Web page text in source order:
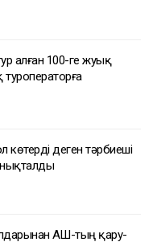
алған 100-ге жуық
көтерді деген тәрбиеші
АҚШ-тың қару-